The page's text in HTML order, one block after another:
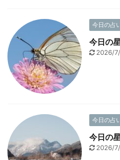
今日の占
今日の
2026/
今日の占
今日の
2026/